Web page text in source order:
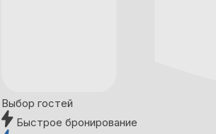
Выбор гостей
Быстрое бронирование